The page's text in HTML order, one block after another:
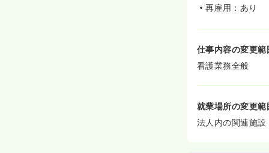
再雇用：あり
仕事内容の変更範
看護業務全般
就業場所の変更範
法人内の関連施設